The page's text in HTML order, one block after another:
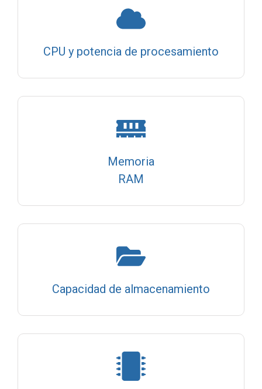
CPU y potencia de procesamiento
Memoria
RAM
Capacidad de almacenamiento